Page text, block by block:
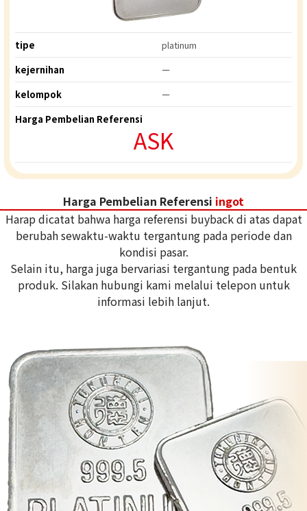
tipe
platinum
kejernihan
ー
kelompok
ー
Harga Pembelian Referensi
ASK
Harga Pembelian Referensi ingot
Harap dicatat bahwa harga referensi buyback di atas dapat
berubah sewaktu-waktu tergantung pada periode dan
kondisi pasar.
Selain itu, harga juga bervariasi tergantung pada bentuk
produk. Silakan hubungi kami melalui telepon untuk
informasi lebih lanjut.